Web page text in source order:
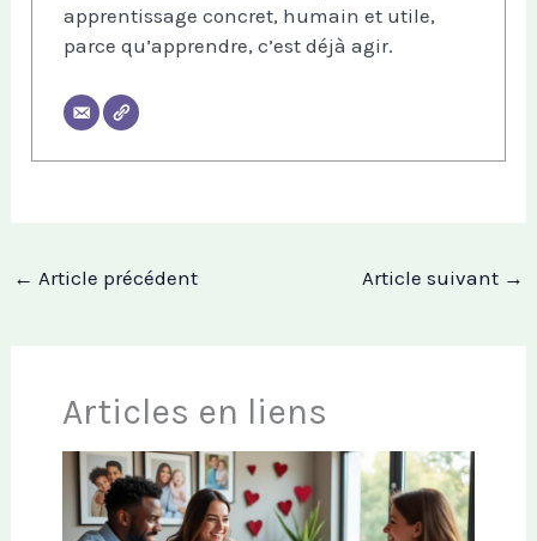
apprentissage concret, humain et utile,
parce qu’apprendre, c’est déjà agir.
← Article précédent Article suivant →
Articles en liens